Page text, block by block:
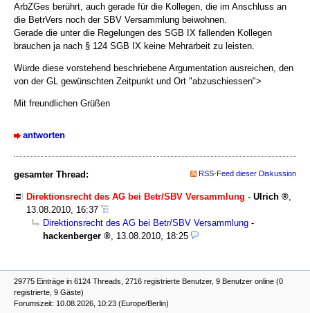
ArbZGes berührt, auch gerade für die Kollegen, die im Anschluss an
die BetrVers noch der SBV Versammlung beiwohnen.
Gerade die unter die Regelungen des SGB IX fallenden Kollegen
brauchen ja nach § 124 SGB IX keine Mehrarbeit zu leisten.
Würde diese vorstehend beschriebene Argumentation ausreichen, den
von der GL gewünschten Zeitpunkt und Ort "abzuschiessen">
Mit freundlichen Grüßen
antworten
gesamter Thread: RSS-Feed dieser Diskussion
Direktionsrecht des AG bei Betr/SBV Versammlung - Ulrich
,
13.08.2010, 16:37
Direktionsrecht des AG bei Betr/SBV Versammlung -
hackenberger
, 13.08.2010, 18:25
29775 Einträge in 6124 Threads, 2716 registrierte Benutzer, 9 Benutzer online (0
registrierte, 9 Gäste)
Forumszeit: 10.08.2026, 10:23 (Europe/Berlin)